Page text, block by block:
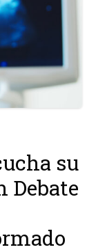
su
Debate